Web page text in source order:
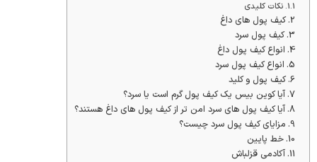
نکات کلیدی
کیف پول های داغ
کیف پول سرد
انواع کیف پول داغ
انواع کیف پول سرد
کیف پول و کلید
آیا کوین بیس یک کیف پول گرم است یا سرد؟
آیا کیف پول های سرد امن تر از کیف پول های داغ هستند؟
مزایای کیف پول سرد چیست؟
خط پایین
آکادمی قزلباش